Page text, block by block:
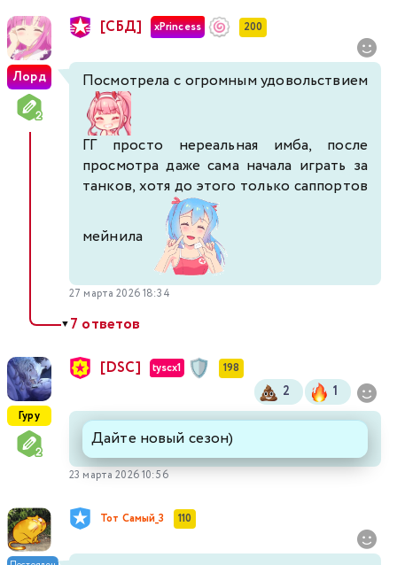
Лорд
[СБД] xPrincess 200
Посмотрела с огромным удовольствием
ГГ просто нереальная имба, после
просмотра даже сама начала играть за
танков, хотя до этого только саппортов
мейнила
27 марта 2026 18:34
▼7 ответов
Гуру
[DSC] tyscx1 198
2 1
Дайте новый сезон)
23 марта 2026 10:56
Тот Самый_3 110